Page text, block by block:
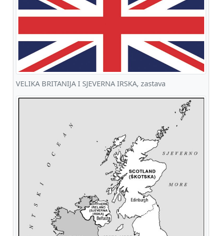
VELIKA BRITANIJA I SJEVERNA IRSKA, zastava